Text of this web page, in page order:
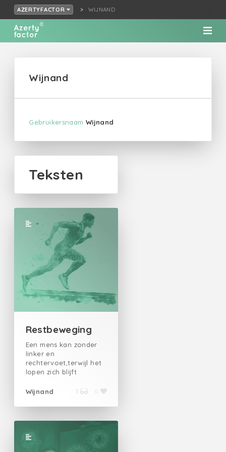
AZERTYFACTOR WIJNAND
Wijnand
Gebruikersnaam Wijnand
Teksten
Restbeweging
Een mens kan zonder
linker en
rechtervoet,terwijl het
lopen zich blijft
op een beweging
altijd niet weet wat het
marathon,vooral dan
de flauwe bochten en
Wijnand 3 0